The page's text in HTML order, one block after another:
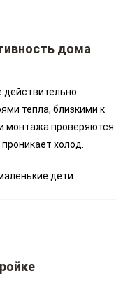
дома
действительно
тепла, близкими к
монтажа проверяются
холод.
дети.